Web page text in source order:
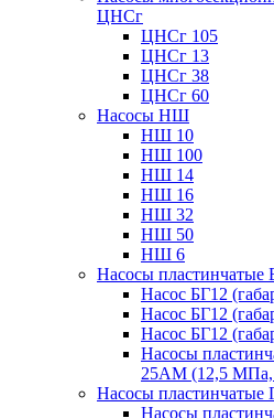
ЦНСг
ЦНСг 105
ЦНСг 13
ЦНСг 38
ЦНСг 60
Насосы НШ
НШ 10
НШ 100
НШ 14
НШ 16
НШ 32
НШ 50
НШ 6
Насосы пластинчатые
Насос БГ12
Насос БГ12
Насос БГ12
Насосы
25АМ (12,5 МПа,
Насосы пластинчатые
Насосы